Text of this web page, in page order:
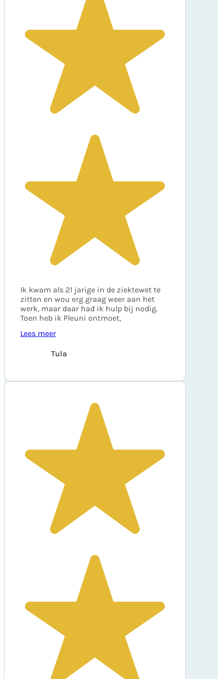
Ik kwam als 21 jarige in de ziektewet te
zitten en wou erg graag weer aan het
werk, maar daar had ik hulp bij nodig.
Toen heb ik Pleuni ontmoet,
Lees meer
Tula